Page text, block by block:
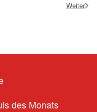
Weiter
des Monats